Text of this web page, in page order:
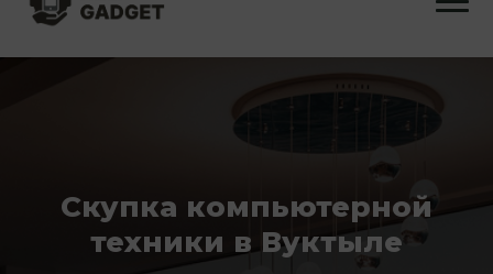
Скупка компьютерной
техники в Вуктыле